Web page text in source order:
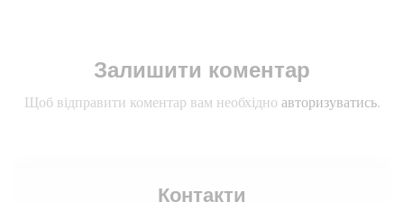
Залишити коментар
Щоб відправити коментар вам необхідно авторизуватись.
Контакти